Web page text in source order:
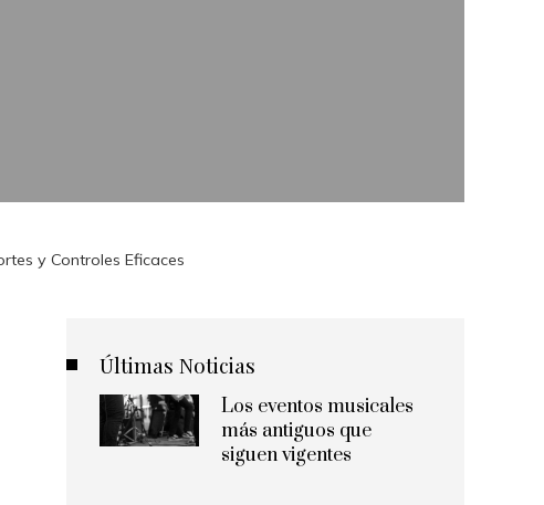
y Controles Eficaces
Últimas Noticias
Los eventos musicales
más antiguos que
siguen vigentes